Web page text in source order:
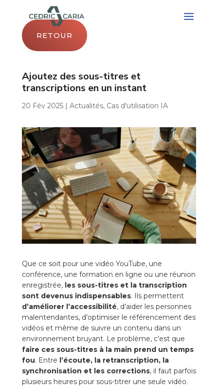
RETOUR
Ajoutez des sous-titres et
transcriptions en un instant
20 Fév 2025| Actualités, Cas d'utilisation IA
Que ce soit pour une vidéo YouTube, une
conférence, une formation en ligne ou une réunion
enregistrée, les sous-titres et la transcription
sont devenus indispensables. Ils permettent
d’améliorer l’accessibilité, d’aider les personnes
malentendantes, d’optimiser le référencement des
vidéos et même de suivre un contenu dans un
environnement bruyant. Le problème, c’est que
faire ces sous-titres à la main prend un temps
fou. Entre l’écoute, la retranscription, la
synchronisation et les corrections, il faut parfois
plusieurs heures pour sous-titrer une seule vidéo.